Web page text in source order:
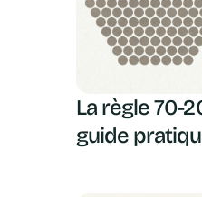
La règle 70-
guide